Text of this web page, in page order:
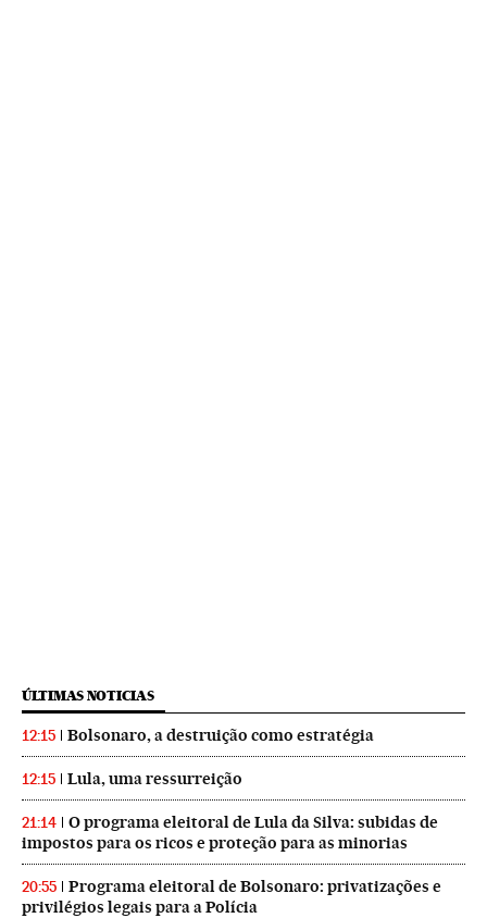
ÚLTIMAS NOTICIAS
12:15 Bolsonaro, a destruição como estratégia
12:15 Lula, uma ressurreição
21:14
O programa eleitoral de Lula da Silva: subidas de
impostos para os ricos e proteção para as minorias
20:55
Programa eleitoral de Bolsonaro: privatizações e
privilégios legais para a Polícia